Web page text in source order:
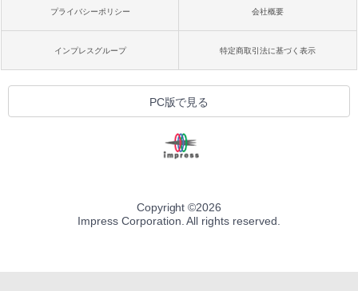
プライバシーポリシー 会社概要
インプレスグループ 特定商取引法に基づく表示
PC版で見る
Copyright ©2026
Impress Corporation. All rights reserved.